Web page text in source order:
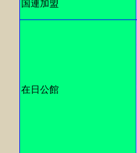
国連加盟
在日公館